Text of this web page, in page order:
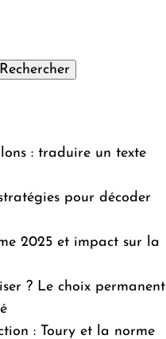
: traduire un texte
pour décoder
2025 et impact sur la
? Le choix permanent
: Toury et la norme